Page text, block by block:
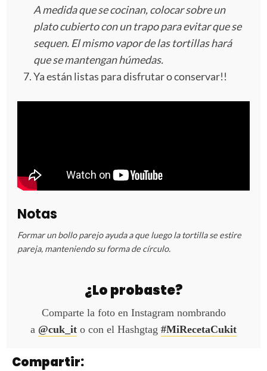
A medida que se cocinan, colocar sobre un
plato cubierto con un trapo para evitar que se
sequen. El mismo vapor de las tortillas hará
que se mantengan húmedas.
Ya están listas para disfrutar o conservar!!
Notas
Formar un bollo parejo ayuda a que luego la tortilla se estire
pareja, manteniendo su forma de círculo.
¿Lo probaste?
Comparte la foto en Instagram nombrando
a @cuk_it o con el Hashgtag #MiRecetaCukit
Compartir: